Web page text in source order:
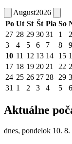
August2026
Po Ut St Št Pia So
27 28 29 30 31 1
2
3
4 5 6 7 8
9
10 11 12 13 14 15
17 18 19 20 21 22
24 25 26 27 28 29
31 1 2 3 4 5 6
Aktuálne
dnes, pondelok 10. 8.